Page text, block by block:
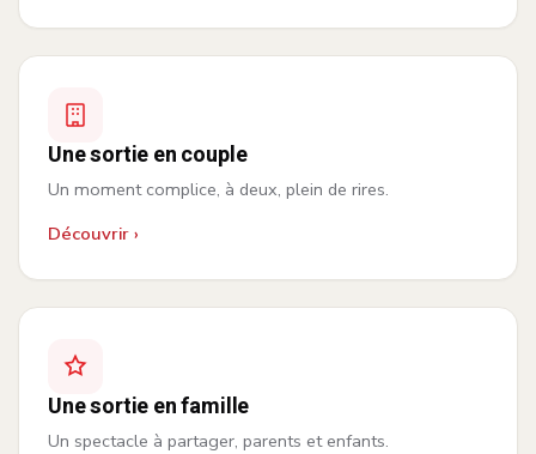
Une sortie en couple
Un moment complice, à deux, plein de rires.
Découvrir ›
Une sortie en famille
Un spectacle à partager, parents et enfants.